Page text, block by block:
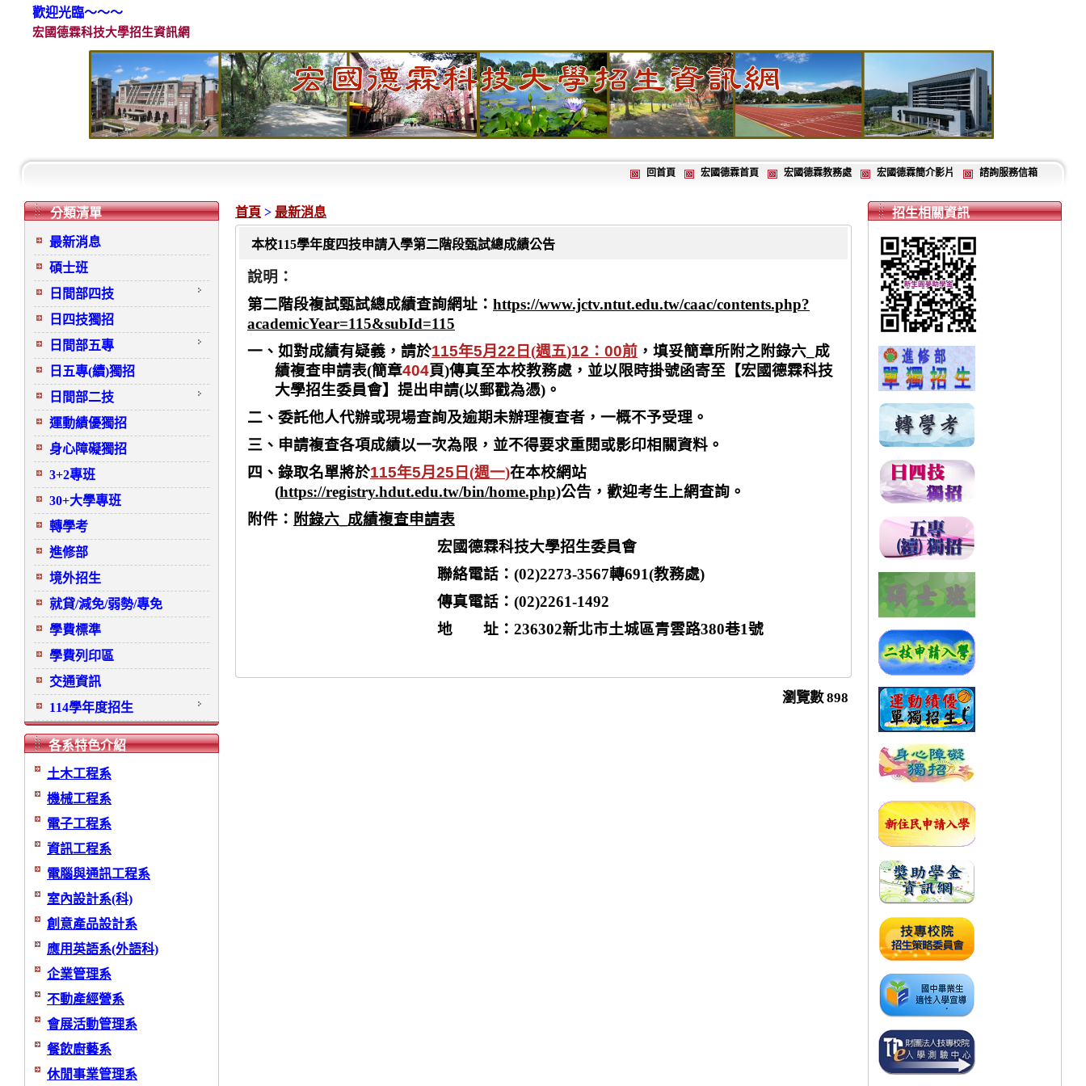
宏國德霖科技大學招生資訊網
歡迎光臨～～～
回首頁 宏國德霖首頁 宏國德霖教務處 宏國德霖簡介影片 諮詢服務信箱
分類清單
最新消息
碩士班
日間部四技
日四技獨招
日間部五專
日五專(續)獨招
日間部二技
運動績優獨招
身心障礙獨招
3+2專班
30+大學專班
轉學考
進修部
境外招生
就貸/減免/弱勢/專免
學費標準
學費列印區
交通資訊
114學年度招生
各系特色介紹
土木工程系
機械工程系
電子工程系
資訊工程系
電腦與通訊工程系
室內設計系(科)
創意產品設計系
應用英語系(外語科)
企業管理系
不動產經營系
會展活動管理系
餐飲廚藝系
休閒事業管理系
首頁 > 最新消息
本校115學年度四技申請入學第二階段甄試總成績公告
說明：
第二階段複試甄試總成績查詢網址： https://www.jctv.ntut.edu.tw/caac/contents.php?
academicYear=115&subId=115
一、如對成績有疑義，請於115年5月 22 日 (週五)12 ： 00前 ，填妥簡章所附之附錄六 成
績複查申請表(簡章404頁)傳真至本校教務處，並以限時掛號函寄至【宏國德霖科技
大學招生委員會】提出申請(以郵戳為憑)。
二、委託他人代辦或現場查詢及逾期未辦理複查者，一概不予受理。
三、申請複查各項成績以一次為限，並不得要求重閱或影印相關資料。
四、錄取名單將於115年5月 25 日 (週一)在本校網站
(https://registry.hdut.edu.tw/bin/home.php)公告，歡迎考生上網查詢。
附件： 附錄六 成績複查申請表
宏國德霖科技大學招生委員會
聯絡電話： (02)2273-3567轉691(教務處)
傳真電話： (02)2261-1492
地 址： 236302新北市土城區青雲路380巷1號
瀏覽數898
招生相關資訊